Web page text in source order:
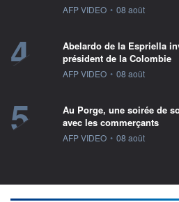
information fournie par
AFP VIDEO • 08 août
4
Abelardo de la Espriella
président de la Colombie
information fournie par
AFP VIDEO • 08 août
5
Au Porge, une soirée de
avec les commerçants
information fournie par
AFP VIDEO • 08 août